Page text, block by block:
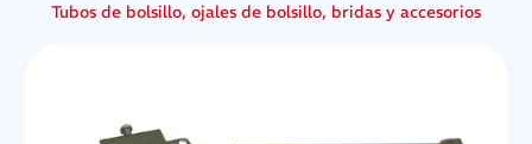
Tubos de bolsillo, ojales de bolsillo, bridas y accesorios